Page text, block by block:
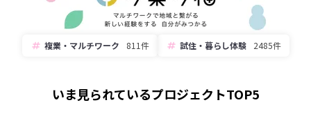
複業・マルチワーク 811件 試住・暮らし体験 2485件
いま見られているプロジェクトTOP5